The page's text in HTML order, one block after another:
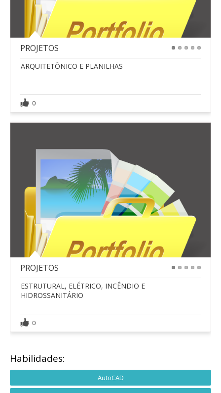
PROJETOS
ARQUITETÔNICO E PLANILHAS
0
PROJETOS
ESTRUTURAL, ELÉTRICO, INCÊNDIO E
HIDROSSANITÁRIO
0
Habilidades:
AutoCAD